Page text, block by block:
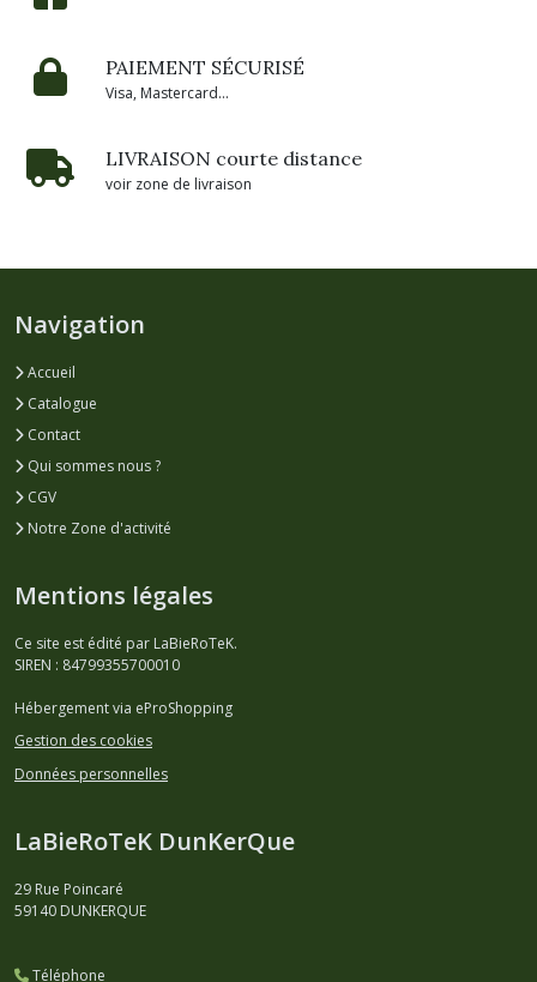
PAIEMENT SÉCURISÉ
Visa, Mastercard...
LIVRAISON courte distance
voir zone de livraison
Navigation
Accueil
Catalogue
Contact
Qui sommes nous ?
CGV
Notre Zone d'activité
Mentions légales
Ce site est édité par LaBieRoTeK.
SIREN : 84799355700010
Hébergement via eProShopping
Gestion des cookies
Données personnelles
LaBieRoTeK DunKerQue
29 Rue Poincaré
59140 DUNKERQUE
Téléphone